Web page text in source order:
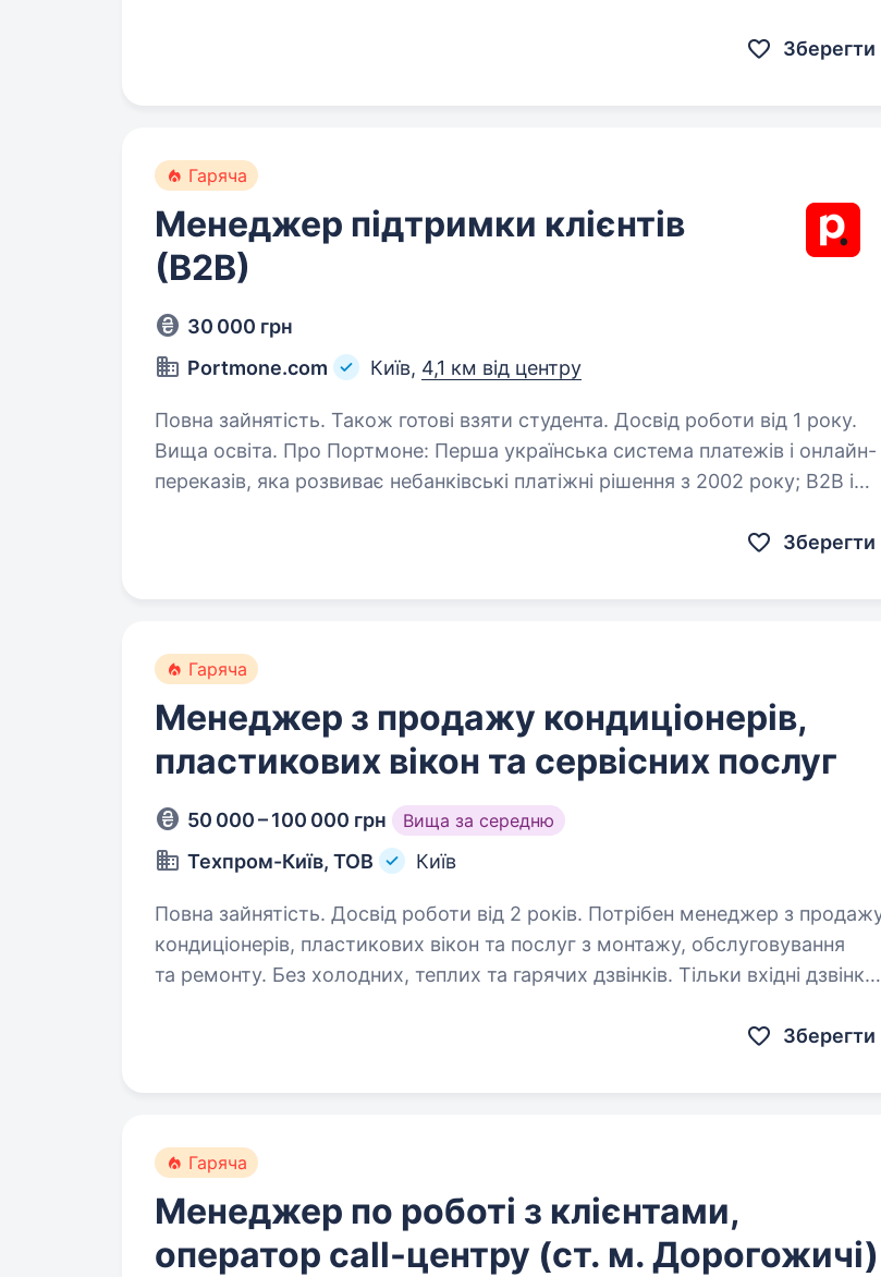
Зберегти
Гаряча
Менеджер підтримки клієнтів
(В2В)
30 000 грн
Portmone.com
Київ, 4,1 км від центру
Повна зайнятість. Також готові взяти студента. Досвід роботи від 1 року.
Вища освіта. Про Портмоне: Перша українська система платежів і онлайн-
переказів, яка розвиває небанківські платіжні рішення з 2002 року; B2B і
Зберегти
Гаряча
Менеджер з продажу кондиціонерів,
пластикових вікон та сервісних послуг
50 000 – 100 000 грн Вища за середню
Техпром-Київ, ТОВ Київ
Повна зайнятість. Досвід роботи від 2 років. Потрібен менеджер з продажу
кондиціонерів, пластикових вікон та послуг з монтажу, обслуговування
та ремонту. Без холодних, теплих та гарячих дзвінків. Тільки вхідні дзвінки!
Зберегти
Гаряча
Менеджер по роботі з клієнтами,
оператор call-центру (ст. м. Дорогожичі)